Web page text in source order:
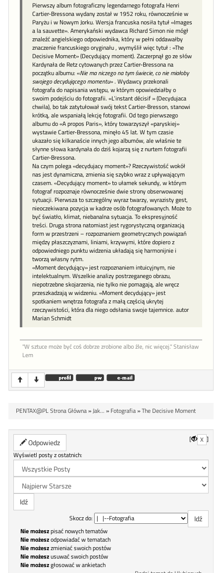
Pierwszy album fotograficzny legendarnego fotografa Henri
Cartier-Bressona wydany został w 1952 roku, równocześnie w
Paryżu i w Nowym Jorku. Wersja francuska nosiła tytuł «Images
a la sauvette». Amerykański wydawca Richard Simon nie mógł
znaleźć angielskiego odpowiednika, który w pełni oddawałby
znaczenie francuskiego oryginału , wymyślił więc tytuł : «The
Decisive Moment» (Decydujący moment). Zaczerpnął go ze słów
Kardynała de Retz cytowanych przez Cartier-Bressona na
początku albumu: «Nie ma niczego na tym świecie, co nie miałoby
swojego decydującego momentu» . Wydawcy przekonali
fotografa do napisania wstępu, w którym opowiedziałby o
swoim podejściu do fotografii. «L’instant décisif » (Decydujaca
chwila), bo tak zatytułował swój tekst Cartier-Bresson, stanowi
krótką, ale wspaniałą lekcję fotografii. Od tego pierwszego
albumu do «A propos Paris», który towarzyszył «paryskiej»
wystawie Cartier-Bressona, minęło 45 lat. W tym czasie
ukazało się kilkanaście innych jego albumów, ale właśnie te
słynne słowa kardynała do dziś kojarzą się z nurtem fotografii
Cartier-Bressona.
Na czym polega «decydujacy moment»? Rzeczywistość wokół
nas jest dynamiczna, zmienia się szybko wraz z upływającym
czasem. «Decydujący moment» to ułamek sekundy, w którym
fotograf rozpoznaje równocześnie dwie strony obserwowanej
sytuacji. Pierwsza to szczególny wyraz twarzy, wyrazisty gest,
nieoczekiwana pozycja w kadrze osób fotografowanych. Może to
być światło, klimat, niebanalna sytuacja. To ekspresyjność
treści. Druga strona natomiast jest rygorystyczną organizacją
form w przestrzeni – rozpoznaniem geometrycznych powiązań
między płaszczyznami, liniami, krzywymi, które dopiero z
odpowiedniego punktu widzenia układają się harmonijnie i
tworzą własny rytm.
«Moment decydujący» jest rozpoznaniem intuicyjnym, nie
intelektualnym. Wszelkie analizy postrzeganego obrazu,
niepotrzebne skojarzenia, nie tylko nie pomagają, ale wręcz
przeszkadzają w widzeniu. «Moment decydujący» jest
spotkaniem wnętrza fotografa z małą częścią ukrytej
rzeczywistości, która dla niego odsłania swoje tajemnice. autor
Marian Schmidt
"W sztu­ce może być coś dob­rze zro­bione al­bo źle, nic więcej." Stanisław
Lem
PENTAX@PL Strona Główna»Jak... » Fotografia»The Decisive Moment
Odpowiedz [ X ]
Wyświetl posty z ostatnich:
Skocz do:
Nie możeszpisać nowych tematów
Nie możeszodpowiadać w tematach
Nie możeszzmieniać swoich postów
Nie możeszusuwać swoich postów
Nie możeszgłosować w ankietach